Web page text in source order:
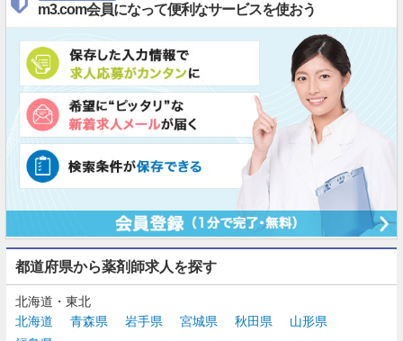
m3.com会員になって便利なサービスを使おう
都道府県から薬剤師求人を探す
北海道・東北
北海道
青森県 岩手県 宮城県 秋田県
山形県